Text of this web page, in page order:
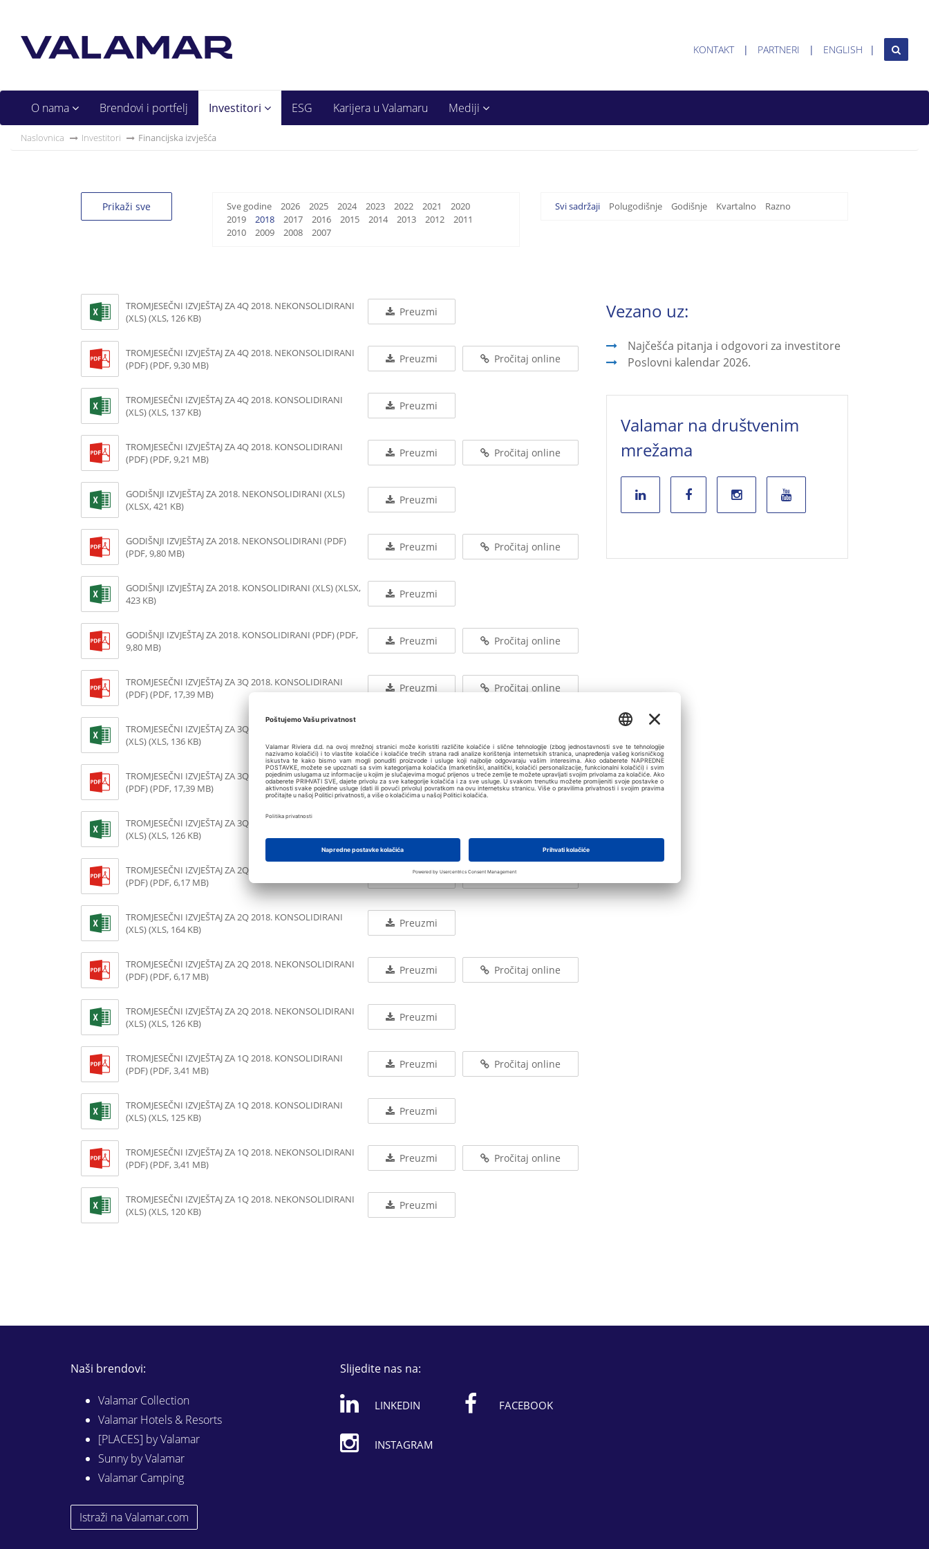
KONTAKT PARTNERI ENGLISH
O nama Brendovi i portfelj Investitori ESG Karijera u Valamaru Mediji
Naslovnica Investitori Financijska izvješća
Prikaži sve Sve godine 2026 2025 2024 2023 2022 2021
2020
2019
2018 2017 2016 2015 2014 2013 2012
2011
2010
2009 2008 2007
Svi sadržaji Polugodišnje Godišnje Kvartalno Razno
TROMJESEČNI IZVJEŠTAJ ZA 4Q 2018. NEKONSOLIDIRANI
(XLS) (XLS, 126 KB)
Preuzmi
TROMJESEČNI IZVJEŠTAJ ZA 4Q 2018. NEKONSOLIDIRANI
(PDF) (PDF, 9,30 MB)
Preuzmi Pročitaj online
TROMJESEČNI IZVJEŠTAJ ZA 4Q 2018. KONSOLIDIRANI
(XLS) (XLS, 137 KB)
Preuzmi
TROMJESEČNI IZVJEŠTAJ ZA 4Q 2018. KONSOLIDIRANI
(PDF) (PDF, 9,21 MB)
Preuzmi Pročitaj online
GODIŠNJI IZVJEŠTAJ ZA 2018. NEKONSOLIDIRANI (XLS)
(XLSX, 421 KB)
Preuzmi
GODIŠNJI IZVJEŠTAJ ZA 2018. NEKONSOLIDIRANI (PDF)
(PDF, 9,80 MB)
Preuzmi Pročitaj online
GODIŠNJI IZVJEŠTAJ ZA 2018. KONSOLIDIRANI (XLS) (XLSX,
423 KB)
Preuzmi
GODIŠNJI IZVJEŠTAJ ZA 2018. KONSOLIDIRANI (PDF) (PDF,
9,80 MB)
Preuzmi Pročitaj online
TROMJESEČNI IZVJEŠTAJ ZA 3Q 2018. KONSOLIDIRANI
(PDF) (PDF, 17,39 MB)
Preuzmi Pročitaj online
TROMJESEČNI IZVJEŠTAJ ZA 3Q 2018. KONSOLIDIRANI
(XLS) (XLS, 136 KB)
TROMJESEČNI IZVJEŠTAJ ZA 3Q 2018. NEKONSOLIDIRANI
(PDF) (PDF, 17,39 MB)
Preuzmi Pročitaj online
TROMJESEČNI IZVJEŠTAJ ZA 3Q 2018. NEKONSOLIDIRANI
(XLS) (XLS, 126 KB)
TROMJESEČNI IZVJEŠTAJ ZA 2Q 2018. KONSOLIDIRANI
(PDF) (PDF, 6,17 MB)
Preuzmi Pročitaj online
TROMJESEČNI IZVJEŠTAJ ZA 2Q 2018. KONSOLIDIRANI
(XLS) (XLS, 164 KB)
Preuzmi
TROMJESEČNI IZVJEŠTAJ ZA 2Q 2018. NEKONSOLIDIRANI
(PDF) (PDF, 6,17 MB)
Preuzmi Pročitaj online
TROMJESEČNI IZVJEŠTAJ ZA 2Q 2018. NEKONSOLIDIRANI
(XLS) (XLS, 126 KB)
Preuzmi
TROMJESEČNI IZVJEŠTAJ ZA 1Q 2018. KONSOLIDIRANI
(PDF) (PDF, 3,41 MB)
Preuzmi Pročitaj online
TROMJESEČNI IZVJEŠTAJ ZA 1Q 2018. KONSOLIDIRANI
(XLS) (XLS, 125 KB)
Preuzmi
TROMJESEČNI IZVJEŠTAJ ZA 1Q 2018. NEKONSOLIDIRANI
(PDF) (PDF, 3,41 MB)
Preuzmi Pročitaj online
TROMJESEČNI IZVJEŠTAJ ZA 1Q 2018. NEKONSOLIDIRANI
(XLS) (XLS, 120 KB)
Preuzmi
Vezano uz:
Najčešća pitanja i odgovori za investitore
Poslovni kalendar 2026.
Valamar na društvenim
mrežama
Naši brendovi:
Valamar Collection
Valamar Hotels & Resorts
[PLACES] by Valamar
Sunny by Valamar
Valamar Camping
Istraži na Valamar.com
Slijedite nas na:
LINKEDIN FACEBOOK
INSTAGRAM